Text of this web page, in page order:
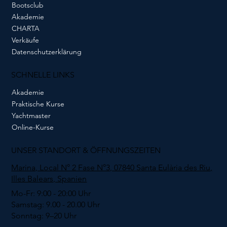
SCHNELLE LINKS
Akademie
Praktische Kurse
Yachtmaster
Online-Kurse
Bootsclub
Akademie
CHARTA
Verkäufe
Datenschutzerklärung
UNSER STANDORT & ÖFFNUNGSZEITEN
Marina, Local N° 2 Fase N°3, 07840 Santa Eulària des Riu,
Illes Balears, Spanien
Mo-Fr: 9:00 - 20:00 Uhr
Samstag: 9.00 - 20.00 Uhr
Sonntag: 9–20 Uhr